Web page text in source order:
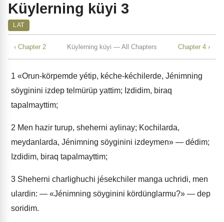
Küylerning küyi 3
LAT
‹ Chapter 2 Küylerning küyi — All Chapters Chapter 4 ›
1 «Orun-körpemde yétip, kéche-kéchilerde, Jénimning
söyginini izdep telmürüp yattim; Izdidim, biraq
tapalmayttim;
2 Men hazir turup, sheherni aylinay; Kochilarda,
meydanlarda, Jénimning söyginini izdeymen» — dédim;
Izdidim, biraq tapalmayttim;
3 Sheherni charlighuchi jésekchiler manga uchridi, men
ulardin: — «Jénimning söyginini kördünglarmu?» — dep
soridim.